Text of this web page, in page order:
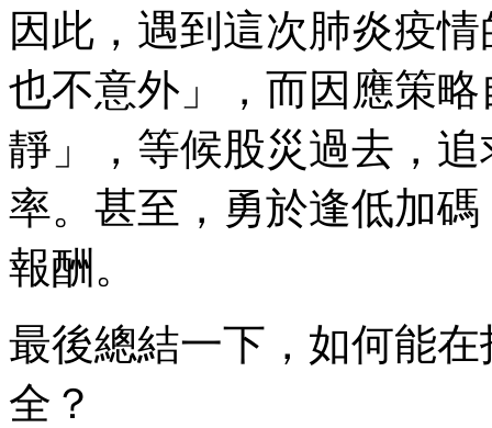
因此，遇到這次肺炎疫
也不意外」，而因應策
靜」，等候股災過去，
率。甚至，勇於逢低加
報酬。
最後總結一下，如何能
全？